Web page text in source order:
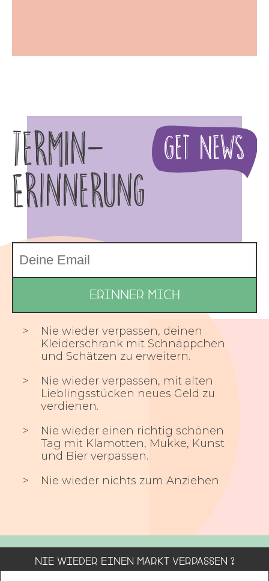
Termin-
Erinnerung
Get News
Nie wieder verpassen, deinen
Kleiderschrank mit Schnäppchen
und Schätzen zu erweitern.
Nie wieder verpassen, mit alten
Lieblingsstücken neues Geld zu
verdienen.
Nie wieder einen richtig schönen
Tag mit Klamotten, Mukke, Kunst
und Bier verpassen.
Nie wieder nichts zum Anziehen
Nie wieder einen Markt verpassen ?